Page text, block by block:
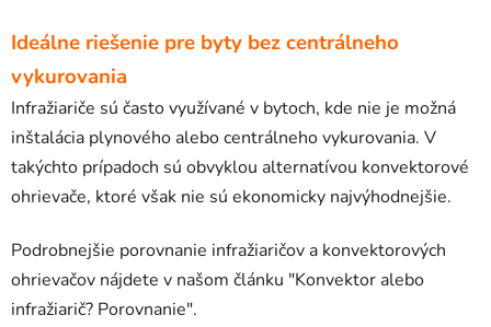
Ideálne riešenie pre byty bez centrálneho
vykurovania
Infražiariče sú často využívané v bytoch, kde nie je možná
inštalácia plynového alebo centrálneho vykurovania. V
takýchto prípadoch sú obvyklou alternatívou konvektorové
ohrievače, ktoré však nie sú ekonomicky najvýhodnejšie.
Podrobnejšie porovnanie infražiaričov a konvektorových
ohrievačov nájdete v našom článku "Konvektor alebo
infražiarič? Porovnanie".